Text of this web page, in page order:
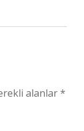
alanlar*